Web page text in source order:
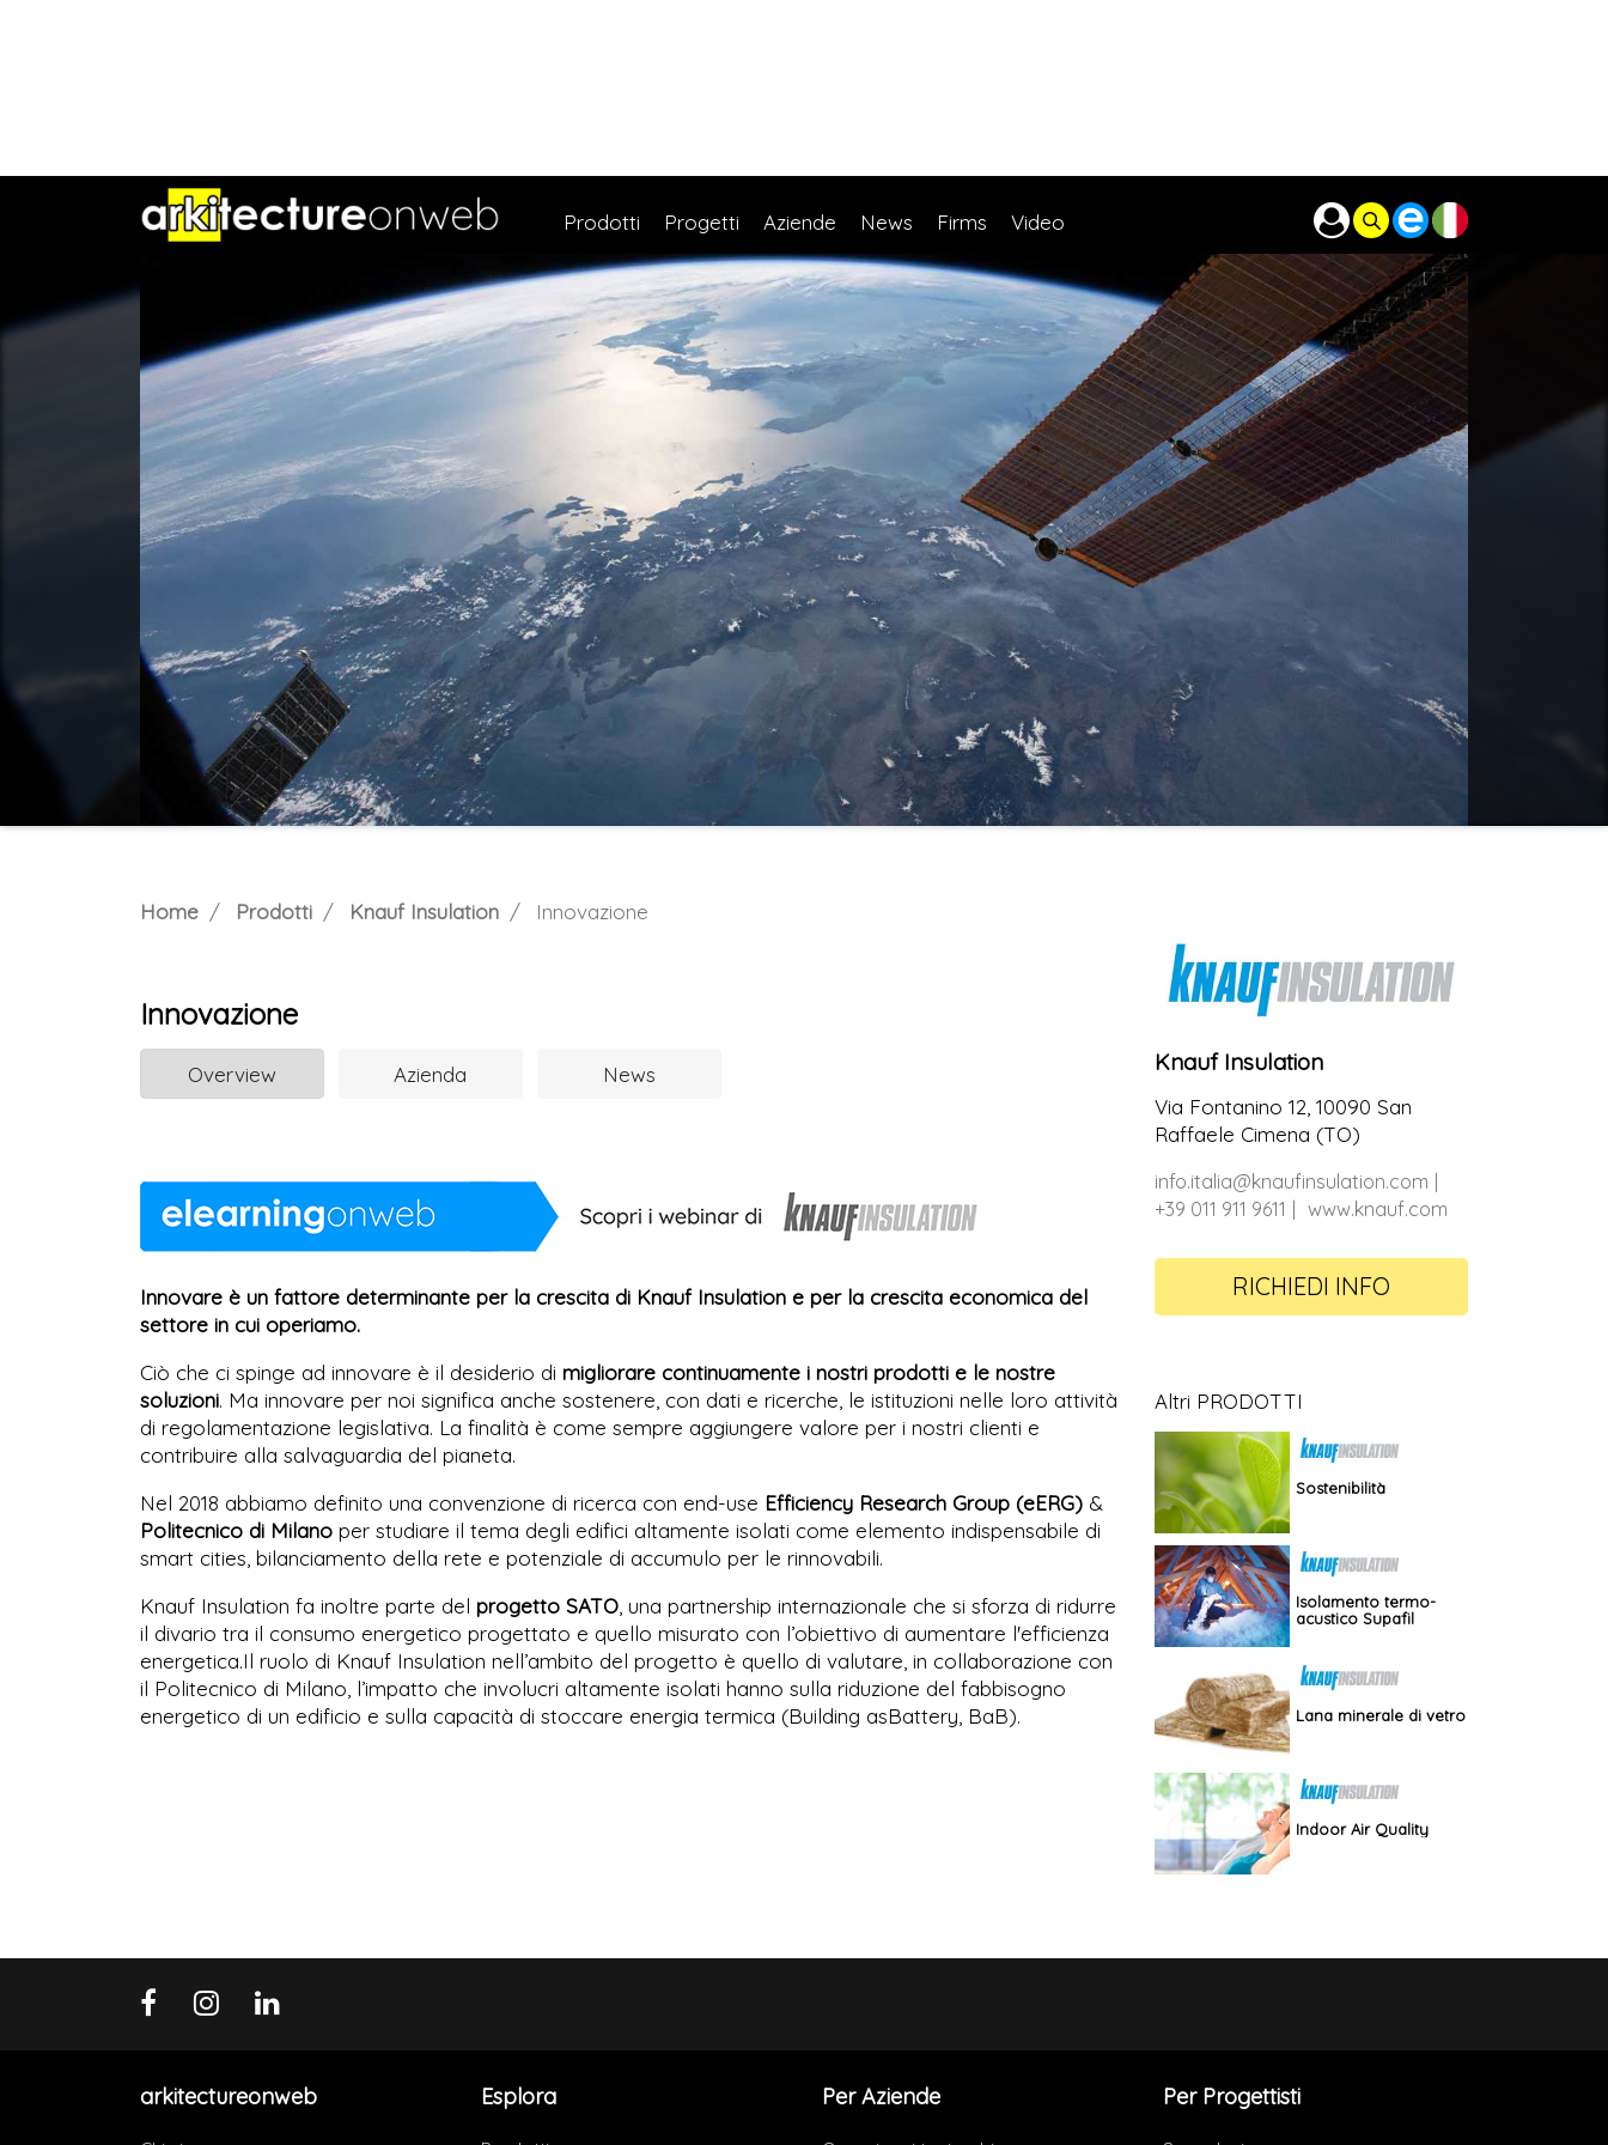
Prodotti Progetti Aziende News Firms Video
Home Prodotti Knauf Insulation Innovazione
Innovazione
Overview Azienda News
Innovare è un fattore determinante per la crescita di Knauf Insulation e per la crescita economica del
settore in cui operiamo.
Ciò che ci spinge ad innovare è il desiderio di migliorare continuamente i nostri prodotti e le nostre
soluzioni. Ma innovare per noi significa anche sostenere, con dati e ricerche, le istituzioni nelle loro attività
di regolamentazione legislativa. La finalità è come sempre aggiungere valore per i nostri clienti e
contribuire alla salvaguardia del pianeta.
Nel 2018 abbiamo definito una convenzione di ricerca con end-use Efficiency Research Group (eERG) &
Politecnico di Milano per studiare il tema degli edifici altamente isolati come elemento indispensabile di
smart cities, bilanciamento della rete e potenziale di accumulo per le rinnovabili.
Knauf Insulation fa inoltre parte del progetto SATO , una partnership internazionale che si sforza di ridurre
il divario tra il consumo energetico progettato e quello misurato con l’obiettivo di aumentare l'efficienza
energetica.Il ruolo di Knauf Insulation nell’ambito del progetto è quello di valutare, in collaborazione con
il Politecnico di Milano, l’impatto che involucri altamente isolati hanno sulla riduzione del fabbisogno
energetico di un edificio e sulla capacità di stoccare energia termica (Building asBattery, BaB).
Knauf Insulation
Via Fontanino 12, 10090 San
Raffaele Cimena (TO)
info.italia@knaufinsulation.com
+39 011 911 9611
www.knauf.com
RICHIEDI INFO
Altri PRODOTTI
Sostenibilità
Isolamento termo-
acustico Supafil
Lana minerale di vetro
Indoor Air Quality
arkitectureonweb Esplora Per Aziende Per Progettisti